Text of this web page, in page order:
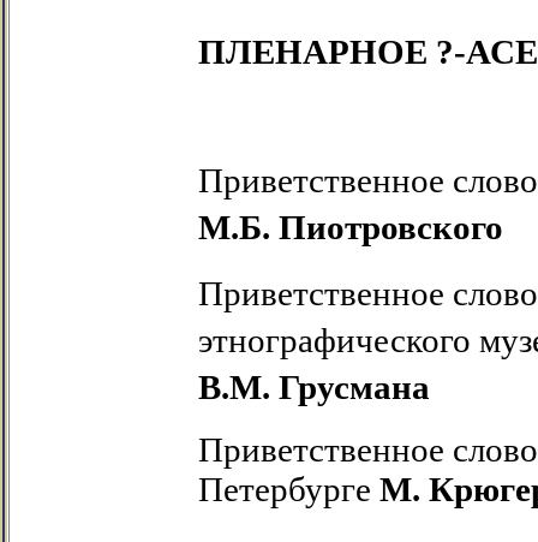
ПЛЕНАРНОЕ ?-
Приветственное
М.Б. Пиотровского
Приветственное
этнографического
В.М. Грусмана
Приветственное
Петербурге М.